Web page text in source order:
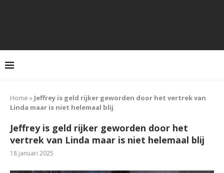
Home » Jeffrey is geld rijker geworden door het vertrek van
Linda maar is niet helemaal blij
Jeffrey is geld rijker geworden door het
vertrek van Linda maar is niet helemaal blij
18 januari 2025